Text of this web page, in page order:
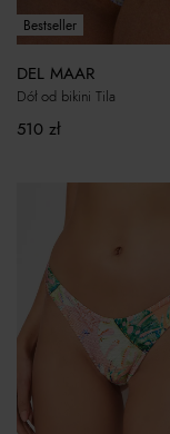
Bestseller
DEL MAAR
Dół od bikini Tila
510 zł